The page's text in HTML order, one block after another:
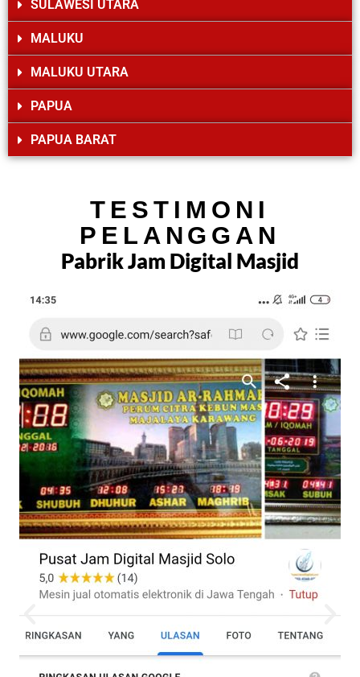
SULAWESI UTARA
MALUKU
MALUKU UTARA
PAPUA
PAPUA BARAT
TESTIMONI
PELANGGAN
Pabrik Jam Digital Masjid